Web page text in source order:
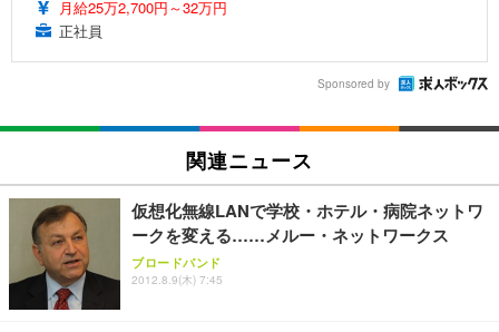
月給25万2,700円～32万円
正社員
Sponsored by
関連ニュース
仮想化無線LANで学校・ホテル・病院ネットワ
ークを変える……メルー・ネットワークス
ブロードバンド
2012.8.9(木) 7:45